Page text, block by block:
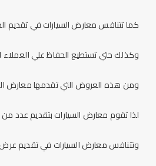
كما تتنافس معارض السيارات في تقديم
وكذلك حتي تستطيع الحفاظ علي العملاء
ومن هذه العروض التي تقدمها معارض
لذا تقوم معارض السيارات بتقديم
وتتنافس معارض السيارات في تقديم